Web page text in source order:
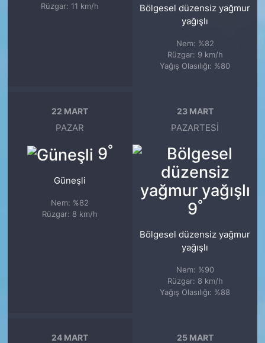
Rüzgar: 11 km/h
Bölgesel düzensiz yağmur
yağışlı
Nem: %82
Rüzgar: 9 km/h
Yağış Olasılığı: %80
22 MART
PAZAR
9°
Güneşli
Nem: %82
Rüzgar: 8 km/h
23 MART
PAZARTESI
9°
Bölgesel düzensiz yağmur
yağışlı
Nem: %90
Rüzgar: 8 km/h
Yağış Olasılığı: %88
24 MART 25 MART